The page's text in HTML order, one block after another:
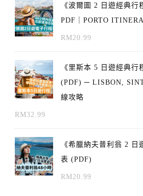
《波爾圖 2 日遊經典行
PDF｜PORTO
RM20.99
《里斯本 5 日遊經典行
(PDF) ─ LISBON,
線攻略
RM32.99
《希臘納夫普利翁 2 日
表 (PDF)
RM20.99